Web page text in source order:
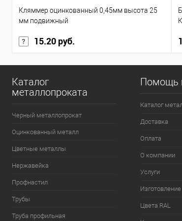
Кляммер оцинкованный 0,45мм высота 25
мм подвижный
15.20 руб.
Каталог
металлопроката
Черный металлопрокат
Оцинкованный металл
Цветные металлы
Нержавейка
Профнастил
Трубы
Труба профильная
Помощь
Каталог
Доставка
Оплата
О компании
Услуги
Изготовление
Цвета RAL